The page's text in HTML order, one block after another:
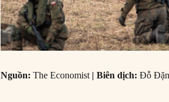
Nguồn: The Economist |Biên dịch: Đỗ